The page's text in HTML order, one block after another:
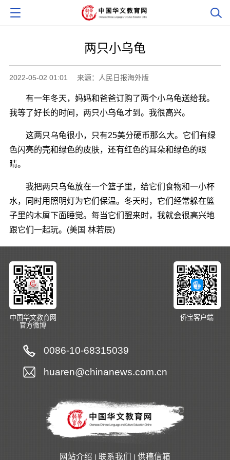
两只小乌龟
2022-05-02 01:01 来源：人民日报海外版
有一年冬天，妈妈和爸爸订购了两个小乌龟送给我。
我等了好长的时间，两只小乌龟才到。我很高兴。
这两只乌龟很小，只有25美分硬币那么大。它们有绿
色闪亮的壳和绿色的皮肤，还有红色的耳朵和绿色的眼
睛。
我把两只乌龟放在一个篮子里，给它们食物和一小杯
水，同时用照明灯为它们保温。冬天时，它们经常躲在篮
子里的木屑下面睡觉。每当它们醒来时，我就会很高兴地
跟它们一起玩。(美国 林若辰)
中国华文教育网
官方微博
侨宝客户端
0086-10-68315039
huaren@chinanews.com.cn
网站介绍 | 联系我们 | 供稿信箱